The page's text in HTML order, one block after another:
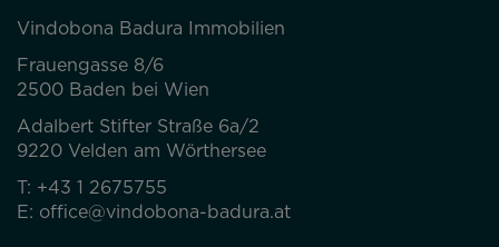
Vindobona Badura Immobilien
Frauengasse 8/6
2500 Baden bei Wien
Adalbert Stifter Straße 6a/2
9220 Velden am Wörthersee
T: +43 1 2675755
E: office@vindobona-badura.at